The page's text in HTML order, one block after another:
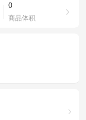
0
商品体积